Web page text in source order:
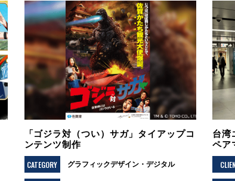
「ゴジラ対（つい）サガ」タイアップコ
ンテンツ制作
CATEGORY グラフィックデザイン デジタル
台湾
ペア